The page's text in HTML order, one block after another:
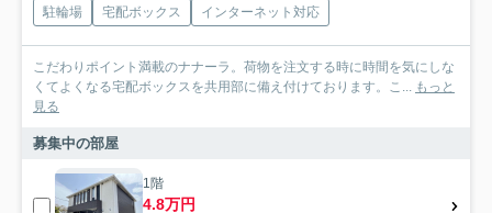
駐輪場 宅配ボックス インターネット対応
こだわりポイント満載のナナーラ。荷物を注文する時に時間を気にしな
くてよくなる宅配ボックスを共用部に備え付けております。こ... もっと
見る
募集中の部屋
1階
4.8万円